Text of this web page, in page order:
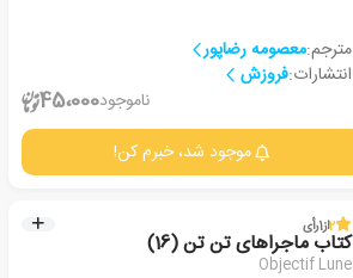
مترجم:معصومه رضاپور
انتشارات:فروزش
ناموجود45،000
موجود شد، خبرم کن!
2از1رأی
کتاب ماجراهای تن تن (16)
Objectif Lune